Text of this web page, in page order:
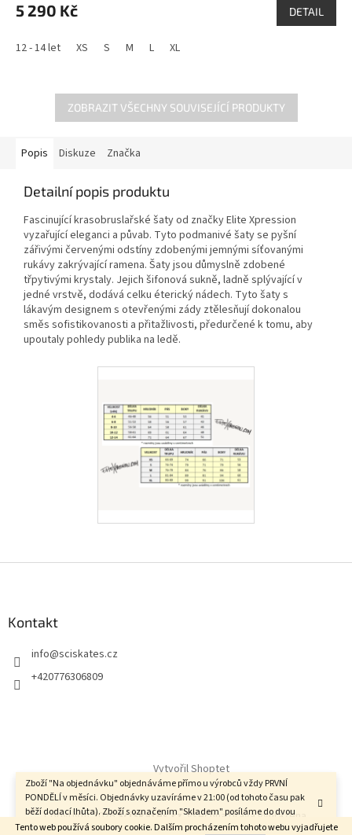
Tento web používá soubory cookie. Dalším procházením tohoto webu vyjadřujete
Zboží "Na objednávku" objednáváme přímo u výrobců vždy PRVNÍ
PONDĚLÍ v měsíci. Objednávky uzavíráme v 21:00 (od tohoto času pak
běží dodací lhůta). Zboží s označením "Skladem" posíláme do dvou
dnů.
5 290 Kč DETAIL
12 - 14 let XS S M L XL
ZOBRAZIT VŠECHNY SOUVISEJÍCÍ PRODUKTY
Popis Diskuze Značka
Detailní popis produktu
Fascinující krasobruslařské šaty od značky Elite Xpression
vyzařující eleganci a půvab. Tyto podmanivé šaty se pyšní
zářivými červenými odstíny zdobenými jemnými síťovanými
rukávy zakrývající ramena. Šaty jsou důmyslně zdobené
třpytivými krystaly. Jejich šifonová sukně, ladně splývající v
jedné vrstvě, dodává celku éterický nádech. Tyto šaty s
lákavým designem s otevřenými zády ztělesňují dokonalou
směs sofistikovanosti a přitažlivosti, předurčené k tomu, aby
upoutaly pohledy publika na ledě.
Kontakt
info@sciskates.cz
+420776306809
Vytvořil Shoptet
Copyright 2026SciSkates.cz. Všechna práva vyhrazena.